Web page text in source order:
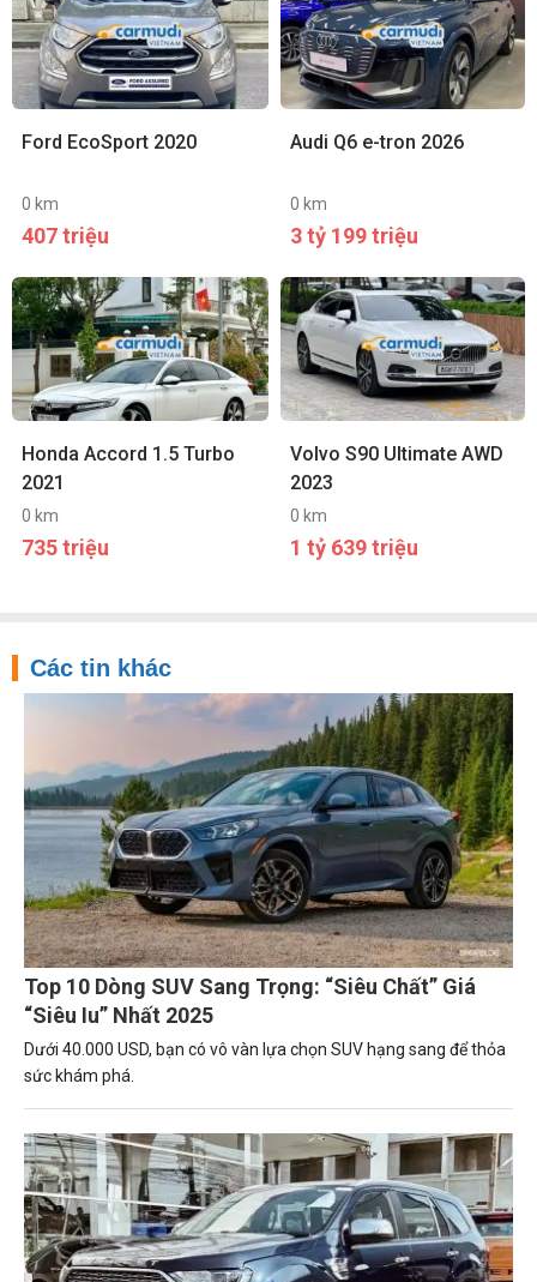
Ford EcoSport 2020
0 km
407 triệu
Audi Q6 e-tron 2026
0 km
3 tỷ 199 triệu
Honda Accord 1.5 Turbo
2021
0 km
735 triệu
Volvo S90 Ultimate AWD
2023
0 km
1 tỷ 639 triệu
Các tin khác
Top 10 Dòng SUV Sang Trọng: “Siêu Chất” Giá
“Siêu Iu” Nhất 2025
Dưới 40.000 USD, bạn có vô vàn lựa chọn SUV hạng sang để thỏa
sức khám phá.